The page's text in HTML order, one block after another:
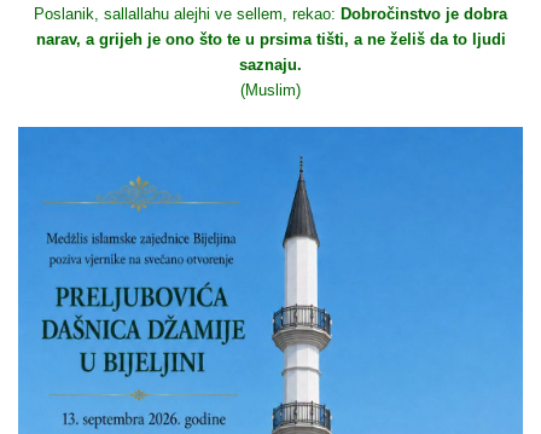
Poslanik, sallallahu alejhi ve sellem, rekao: Dobročinstvo je dobra
narav, a grijeh je ono što te u prsima tišti, a ne želiš da to ljudi
saznaju.
(Muslim)